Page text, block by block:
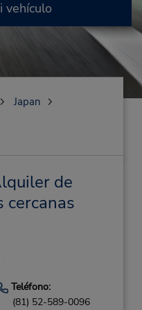
vehículo
Japan
de
cercanas
Teléfono:
(81) 52-589-0096